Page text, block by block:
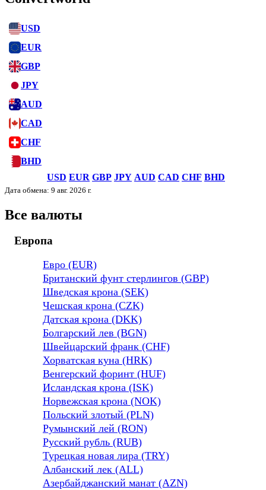
USD
EUR
GBP
JPY
AUD
CAD
CHF
BHD
USD EUR GBP JPY AUD CAD CHF BHD
Дата обмена: 9 авг. 2026 г.
Все валюты
Европа
Евро (EUR)
Британский фунт стерлингов (GBP)
Шведская крона (SEK)
Чешская крона (CZK)
Датская крона (DKK)
Болгарский лев (BGN)
Швейцарский франк (CHF)
Хорватская куна (HRK)
Венгерский форинт (HUF)
Исландская крона (ISK)
Норвежская крона (NOK)
Польский злотый (PLN)
Румынский лей (RON)
Русский рубль (RUB)
Турецкая новая лира (TRY)
Албанский лек (ALL)
Азербайджанский манат (AZN)